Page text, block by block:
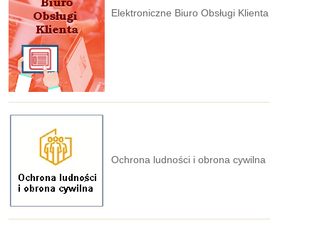
Elektroniczne Biuro Obsługi Klienta
Ochrona ludności i obrona cywilna